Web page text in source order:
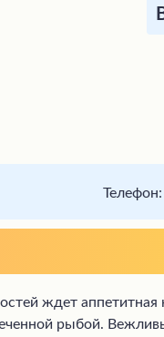
Телефон:
ждет
рыбой.